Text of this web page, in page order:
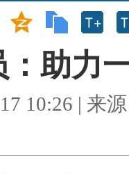
助力
10:26 | 来